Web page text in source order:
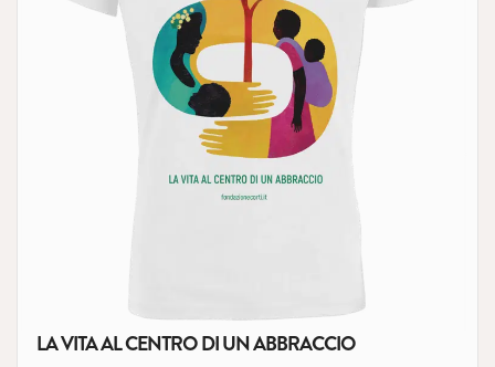
LA VITA AL CENTRO DI UN ABBRACCIO